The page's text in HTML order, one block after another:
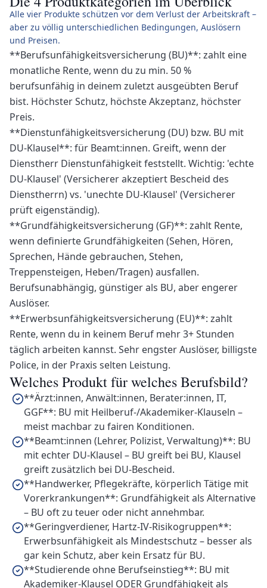
Alle vier Produkte schützen vor dem Verlust der Arbeitskraft –
aber zu völlig unterschiedlichen Bedingungen, Auslösern
und Preisen.
**Berufsunfähigkeitsversicherung (BU)**: zahlt eine
monatliche Rente, wenn du zu min. 50 %
berufsunfähig in deinem zuletzt ausgeübten Beruf
bist. Höchster Schutz, höchste Akzeptanz, höchster
Preis.
**Dienstunfähigkeitsversicherung (DU) bzw. BU mit
DU-Klausel**: für Beamt:innen. Greift, wenn der
Dienstherr Dienstunfähigkeit feststellt. Wichtig: 'echte
DU-Klausel' (Versicherer akzeptiert Bescheid des
Dienstherrn) vs. 'unechte DU-Klausel' (Versicherer
prüft eigenständig).
**Grundfähigkeitsversicherung (GF)**: zahlt Rente,
wenn definierte Grundfähigkeiten (Sehen, Hören,
Sprechen, Hände gebrauchen, Stehen,
Treppensteigen, Heben/Tragen) ausfallen.
Berufsunabhängig, günstiger als BU, aber engerer
Auslöser.
**Erwerbsunfähigkeitsversicherung (EU)**: zahlt
Rente, wenn du in keinem Beruf mehr 3+ Stunden
täglich arbeiten kannst. Sehr engster Auslöser, billigste
Police, in der Praxis selten Leistung.
Welches Produkt für welches Berufsbild?
**Ärzt:innen, Anwält:innen, Berater:innen, IT,
GGF**: BU mit Heilberuf-/Akademiker-Klauseln –
meist machbar zu fairen Konditionen.
**Beamt:innen (Lehrer, Polizist, Verwaltung)**: BU
mit echter DU-Klausel – BU greift bei BU, Klausel
greift zusätzlich bei DU-Bescheid.
**Handwerker, Pflegekräfte, körperlich Tätige mit
Vorerkrankungen**: Grundfähigkeit als Alternative
– BU oft zu teuer oder nicht annehmbar.
**Geringverdiener, Hartz-IV-Risikogruppen**:
Erwerbsunfähigkeit als Mindestschutz – besser als
gar kein Schutz, aber kein Ersatz für BU.
**Studierende ohne Berufseinstieg**: BU mit
Akademiker-Klausel ODER Grundfähigkeit als